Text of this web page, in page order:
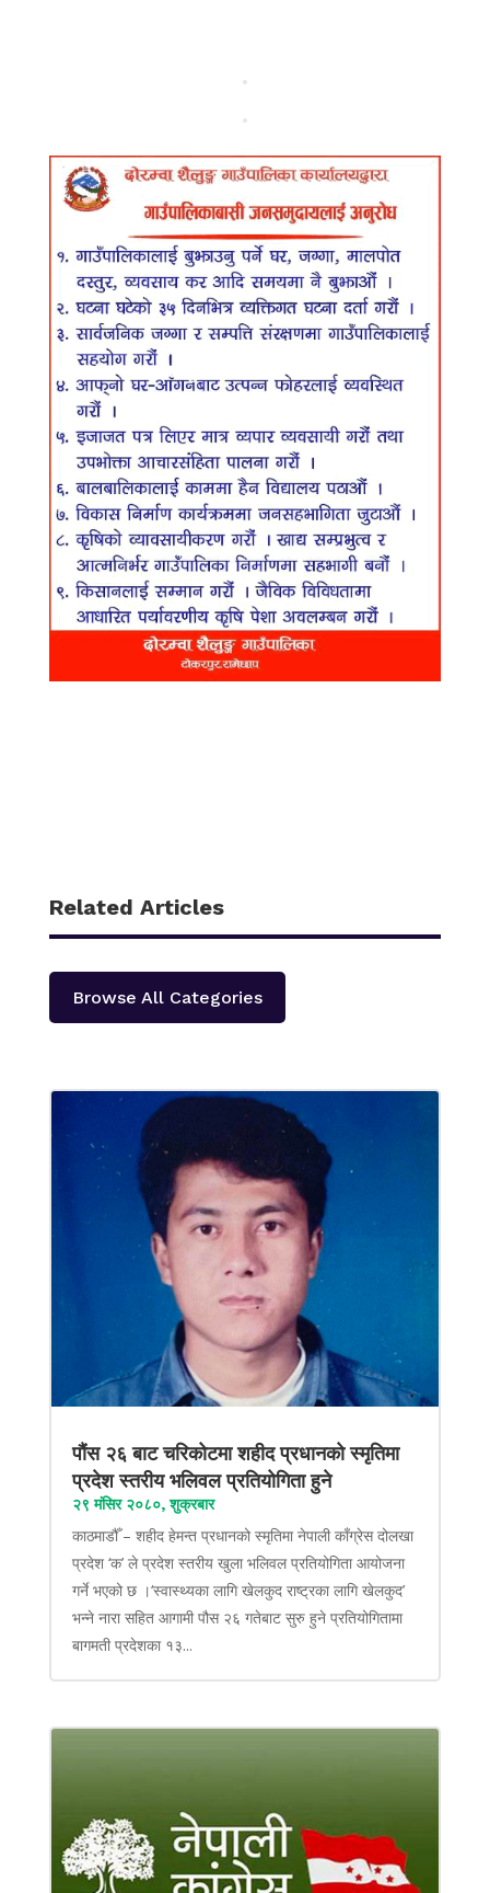
Related Articles
Browse All Categories
पौंस २६ बाट चरिकोटमा शहीद प्रधानको स्मृतिमा
प्रदेश स्तरीय भलिवल प्रतियोगिता हुने
२९ मंसिर २०८०, शुक्रबार
काठमाडौँ – शहीद हेमन्त प्रधानको स्मृतिमा नेपाली काँग्रेस दोलखा
प्रदेश ‘क’ ले प्रदेश स्तरीय खुला भलिवल प्रतियोगिता आयोजना
गर्ने भएको छ ।‘स्वास्थ्यका लागि खेलकुद राष्ट्रका लागि खेलकुद’
भन्ने नारा सहित आगामी पौस २६ गतेबाट सुरु हुने प्रतियोगितामा
बागमती प्रदेशका १३...